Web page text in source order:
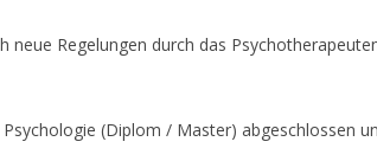
neue Regelungen durch das
(Diplom / Master) abgeschlossen